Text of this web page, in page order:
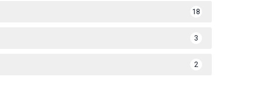
18
3
2